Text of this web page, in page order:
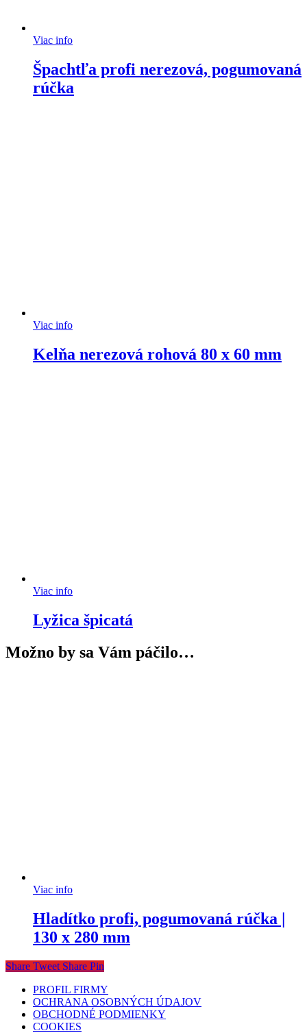
Viac info
Špachtľa profi nerezová, pogumovaná
rúčka
Viac info
Kelňa nerezová rohová 80 x 60 mm
Viac info
Lyžica špicatá
Možno by sa Vám páčilo…
Viac info
Hladítko profi, pogumovaná rúčka |
130 x 280 mm
Share Tweet Share Pin
PROFIL FIRMY
OCHRANA OSOBNÝCH ÚDAJOV
OBCHODNÉ PODMIENKY
COOKIES